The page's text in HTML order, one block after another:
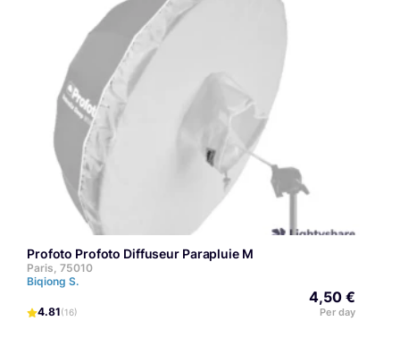
profoto Profoto Diffuseur Parapluie M
Paris, 75010
Biqiong S.
4.81(16)
4,50 €
Per day